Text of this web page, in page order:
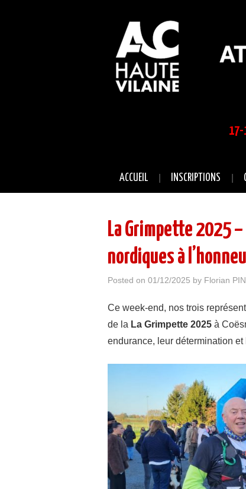
17-
ACCUEIL INSCRIPTIONS
La Grimpette 2025
nordiques à
Posted on 01/12/2025 by Florian
Ce week-end, nos trois
de la La Grimpette 2025 à
endurance, leur détermination et